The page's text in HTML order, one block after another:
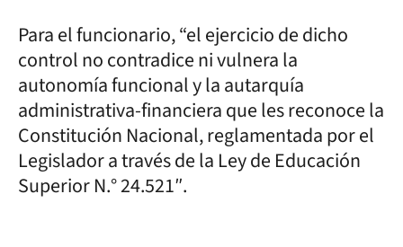
Para el funcionario, “el ejercicio de dicho
control no contradice ni vulnera la
autonomía funcional y la autarquía
administrativa-financiera que les reconoce la
Constitución Nacional, reglamentada por el
Legislador a través de la Ley de Educación
Superior N.° 24.521″.